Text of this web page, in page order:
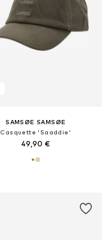
SAMSØE SAMSØE
Casquette 'Saaddie'
49,90 €